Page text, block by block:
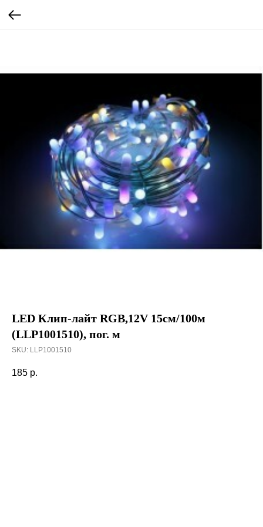
LED Клип-лайт RGB,12V 15см/100м
(LLP1001510), пог. м
SKU: LLP1001510
185 р.